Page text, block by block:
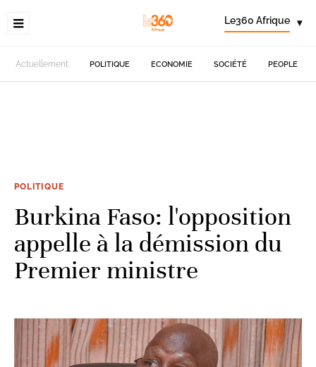
Le360 Afrique ▾
Actuellement POLITIQUE ECONOMIE SOCIÉTÉ PEOPLE
POLITIQUE
Burkina Faso: l'opposition
appelle à la démission du
Premier ministre